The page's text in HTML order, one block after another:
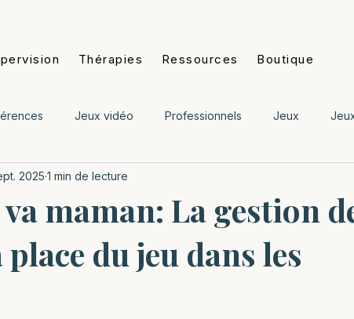
Thérapies Ressources Boutique
Jeux vidéo Professionnels Jeux
Adolescents 13-18 ans
maman: La gestion
du jeu dans les
2025 1 min de lecture